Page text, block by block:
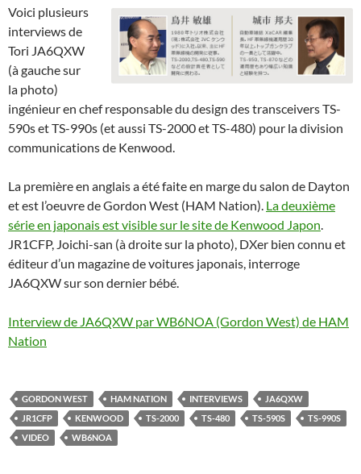
Voici plusieurs
interviews de
Tori JA6QXW
(à gauche sur
la photo)
ingénieur en chef responsable du design des transceivers TS-
590s et TS-990s (et aussi TS-2000 et TS-480) pour la division
communications de Kenwood.
La première en anglais a été faite en marge du salon de Dayton
et est l’oeuvre de Gordon West (HAM Nation). La deuxième
série en japonais est visible sur le site de Kenwood Japon.
JR1CFP, Joichi-san (à droite sur la photo), DXer bien connu et
éditeur d’un magazine de voitures japonais, interroge
JA6QXW sur son dernier bébé.
Interview de JA6QXW par WB6NOA (Gordon West) de HAM
Nation
GORDON WEST HAM NATION INTERVIEWS
JA6QXW
JR1CFP
KENWOOD TS-2000 TS-480 TS-590S
TS-990S
VIDEO
WB6NOA